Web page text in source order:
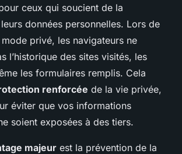
ceux qui soucient de la
données personnelles. Lors de
mode privé, les navigateurs ne
l’historique des sites visités, les
les formulaires remplis. Cela
renforcée de la vie privée,
éviter que vos informations
soient exposées à des tiers.
majeur est la prévention de la